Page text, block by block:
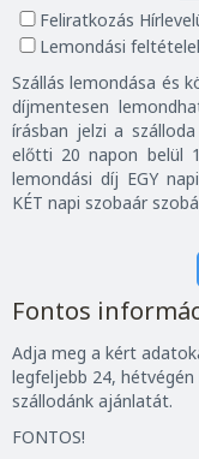
Feliratkozás
Lemondási
Szállás lemondása és
díjmentesen
írásban jelzi a
előtti 20 napon belül
lemondási díj EGY
KÉT napi szobaár
Fontos
Adja meg a kért
legfeljebb 24,
szállodánk ajánlatát.
FONTOS!